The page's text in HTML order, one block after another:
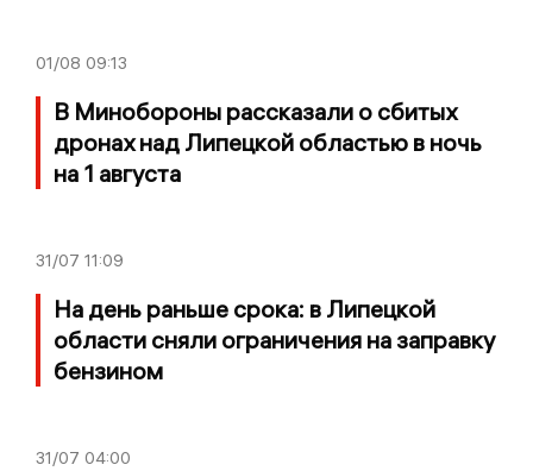
01/08 09:13
В Минобороны рассказали о сбитых
дронах над Липецкой областью в ночь
на 1 августа
31/07 11:09
На день раньше срока: в Липецкой
области сняли ограничения на заправку
бензином
31/07 04:00